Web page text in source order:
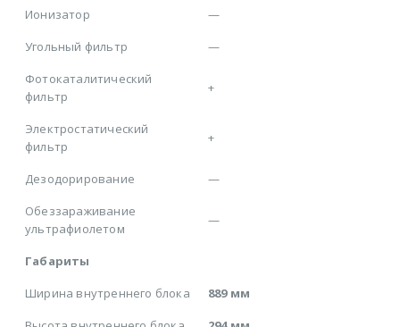
Ионизатор
—
Угольный фильтр
—
Фотокаталитический
фильтр
+
Электростатический
фильтр
+
Дезодорирование
—
Обеззараживание
ультрафиолетом
—
Габариты
Ширина внутреннего блока
889 мм